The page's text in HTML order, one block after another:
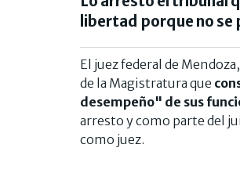
libertad porque no
El juez federal de Mendoza,
de la Magistratura que
desempeño" de sus
arresto y como parte del
como juez.